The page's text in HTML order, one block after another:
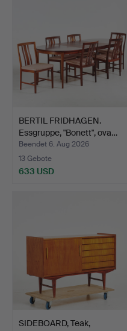
BERTIL FRIDHAGEN.
Essgruppe, "Bonett", ova…
Beendet 6. Aug 2026
13 Gebote
633 USD
SIDEBOARD, Teak,